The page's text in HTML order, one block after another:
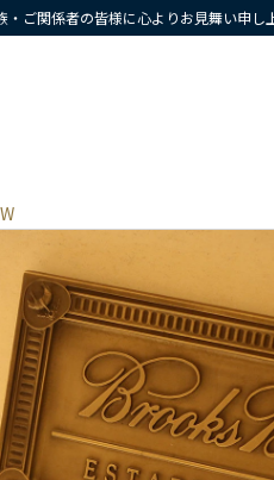
ご関係者の皆様に心よりお見舞い申